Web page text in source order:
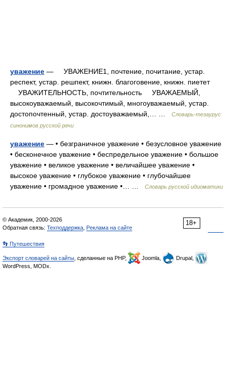
уважение — УВАЖЕНИЕ1, почтение, почитание, устар.
респект, устар. решпект, книжн. благоговение, книжн. пиетет
УВАЖИТЕЛЬНОСТЬ, почтительность УВАЖАЕМЫЙ,
высокоуважаемый, высокочтимый, многоуважаемый, устар.
достопочтенный, устар. достоуважаемый,… …
Словарь-тезаурус
синонимов русской речи
уважение — • безграничное уважение • безусловное уважение
• бесконечное уважение • беспредельное уважение • большое
уважение • великое уважение • величайшее уважение •
высокое уважение • глубокое уважение • глубочайшее
уважение • громадное уважение •… …
Словарь русской идиоматики
18+
© Академик, 2000-2026
Обратная связь: Техподдержка Реклама на сайте
👣 Путешествия
Экспорт словарей на сайты , сделанные на PHP, Joomla,
Drupal,
WordPress, MODx.